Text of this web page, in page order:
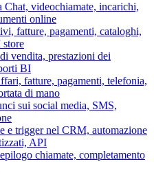
Chat, videochiamate, incarichi,
online
fatture, pagamenti, cataloghi,
vendita, prestazioni dei
BI
fatture, pagamenti, telefonia,
di mano
sui social media, SMS,
e trigger nel CRM, automazione
API
chiamate, completamento